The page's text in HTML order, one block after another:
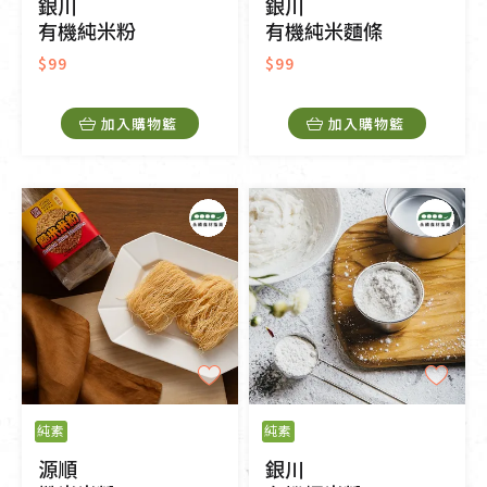
有機純米粉
$99
加入購物籃
有機純米麵條
$99
加入購物籃
純素
源順
純素
銀川